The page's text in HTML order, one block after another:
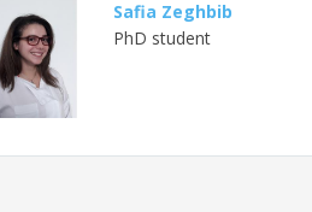
Safia Zeghbib
PhD student